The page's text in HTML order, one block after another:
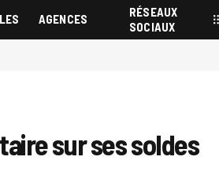
AGENCES
RÉSEAUX
SOCIAUX
sur ses soldes